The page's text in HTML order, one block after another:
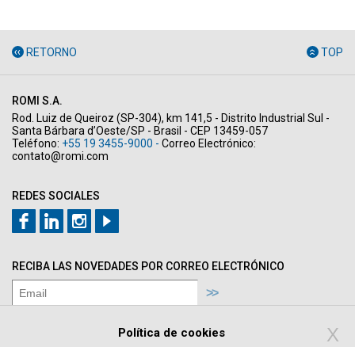
RETORNO TOP
REDES SOCIALES
ROMI S.A.
Rod. Luiz de Queiroz (SP-304), km 141,5 - Distrito Industrial Sul -
Santa Bárbara d’Oeste/SP - Brasil - CEP 13459-057
Teléfono: +55 19 3455-9000 - Correo Electrónico:
contato@romi.com
RECIBA LAS NOVEDADES POR CORREO ELECTRÓNICO
Política de cookies X